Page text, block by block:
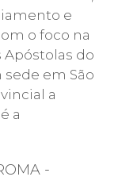
e
o foco na
do
sede em São
a
a
-